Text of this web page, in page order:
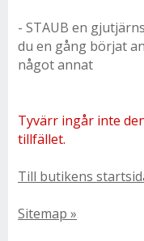
- STAUB en
du en gång börjat
något annat
Tyvärr ingår inte
tillfället.
Till butikens
Sitemap »